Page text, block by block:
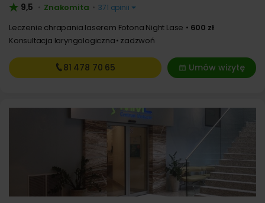
9,5 • Znakomita • 371 opinii
Leczenie chrapania laserem Fotona Night Lase
600 zł
Konsultacja laryngologiczna zadzwoń
Umów wizytę
81 478 70 65